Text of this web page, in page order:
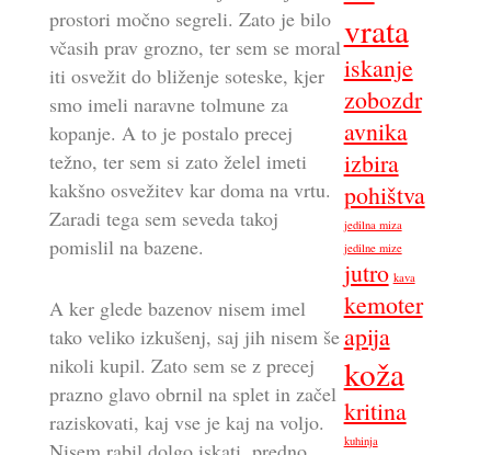
prostori močno segreli. Zato je bilo
včasih prav grozno, ter sem se moral
iti osvežit do bliženje soteske, kjer
smo imeli naravne tolmune za
kopanje. A to je postalo precej
težno, ter sem si zato želel imeti
kakšno osvežitev kar doma na vrtu.
Zaradi tega sem seveda takoj
pomislil na bazene.
A ker glede bazenov nisem imel
tako veliko izkušenj, saj jih nisem še
nikoli kupil. Zato sem se z precej
prazno glavo obrnil na splet in začel
raziskovati, kaj vse je kaj na voljo.
vrata
iskanje
zobozdr
avnika
izbira
pohištva
jedilna miza
jedilne mize
jutro kava
kemoter
apija
koža
kritina
kuhinja